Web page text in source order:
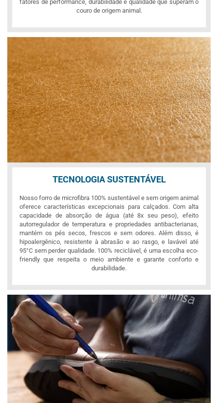
fatores de performance, durabilidade e qualidade que superam o
couro de origem animal.
TECNOLOGIA SUSTENTÁVEL
Nosso forro de microfibra 100% sustentável e sem origem animal
oferece características excepcionais para calçados. Com alta
capacidade de absorção de água (até 8x seu peso), efeito
autorregulador de temperatura e propriedades antibacterianas,
mantém os pés secos, frescos e sem odores. Além disso, é
hipoalergênico, resistente à abrasão e ao rasgo, e lavável até
95°C sem perder qualidade. 100% reciclável, é uma escolha eco-
friendly que respeita o meio ambiente e garante conforto e
durabilidade.